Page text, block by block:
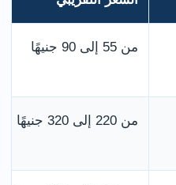
من 55 إلى 90 جنيهًا
من 220 إلى 320 جنيهًا